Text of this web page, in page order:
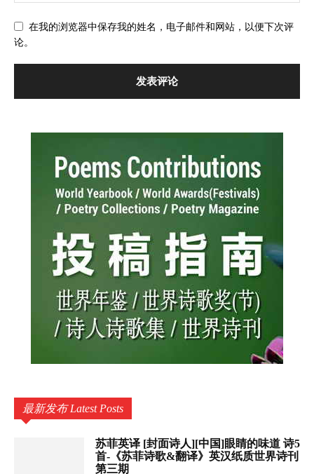
在我的浏览器中保存我的姓名，电子邮件和网站，以便下次评
论。
最新发布 Latest Posts
苏菲英译 [封面诗人][中国]眼睛的味道 诗5
首-《苏菲诗歌&翻译》英汉纸质世界诗刊
第三期